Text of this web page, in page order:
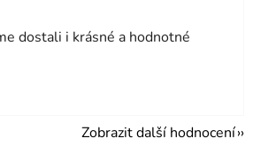
dostali i krásné a hodnotné
Zobrazit další hodnocení